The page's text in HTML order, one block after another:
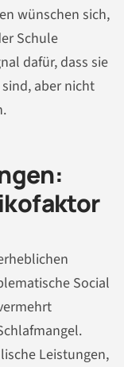
wünschen sich,
Schule
dafür, dass sie
aber nicht
Social
Leistungen,